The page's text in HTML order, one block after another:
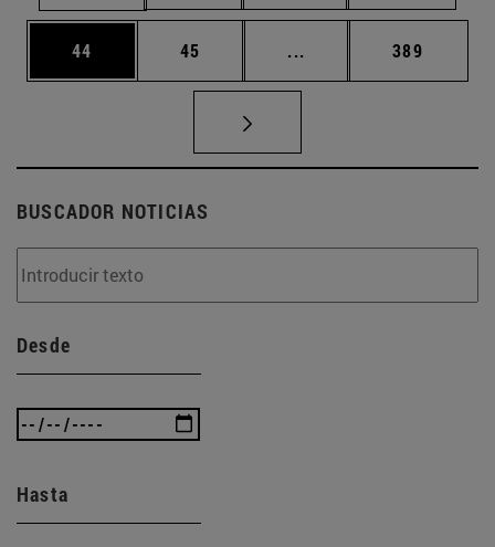
Página
44 Página
45 ... Páginas intermedias
Página
389
BUSCADOR NOTICIAS
Desde
Hasta